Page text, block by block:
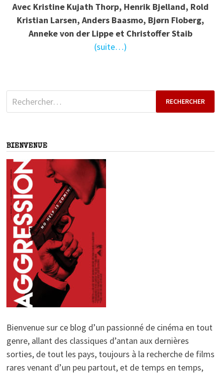
Avec Kristine Kujath Thorp, Henrik Bjelland, Rold
Kristian Larsen, Anders Baasmo, Bjørn Floberg,
Anneke von der Lippe et Christoffer Staib
(suite…)
Rechercher :
BIENVENUE
Bienvenue sur ce blog d’un passionné de cinéma en tout
genre, allant des classiques d’antan aux dernières
sorties, de tout les pays, toujours à la recherche de films
rares venant d’un peu partout, et de temps en temps,